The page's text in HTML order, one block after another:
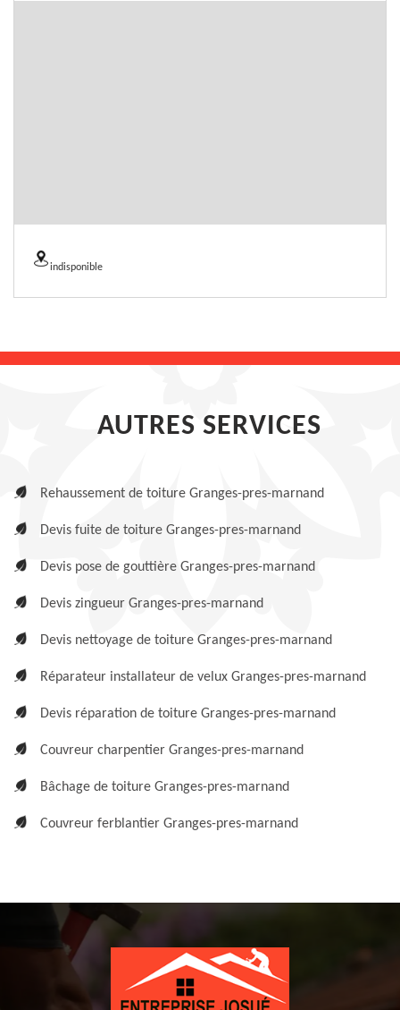
indisponible
AUTRES SERVICES
Rehaussement de toiture Granges-pres-marnand
Devis fuite de toiture Granges-pres-marnand
Devis pose de gouttière Granges-pres-marnand
Devis zingueur Granges-pres-marnand
Devis nettoyage de toiture Granges-pres-marnand
Réparateur installateur de velux Granges-pres-marnand
Devis réparation de toiture Granges-pres-marnand
Couvreur charpentier Granges-pres-marnand
Bâchage de toiture Granges-pres-marnand
Couvreur ferblantier Granges-pres-marnand